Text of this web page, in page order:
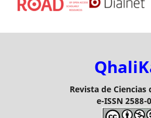
Revista de Ciencias
e-ISSN 2588-